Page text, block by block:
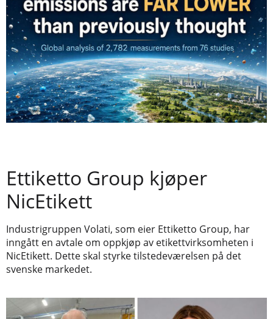
Ettiketto Group kjøper
NicEtikett
Industrigruppen Volati, som eier Ettiketto Group, har
inngått en avtale om oppkjøp av etikettvirksomheten i
NicEtikett. Dette skal styrke tilstedeværelsen på det
svenske markedet.